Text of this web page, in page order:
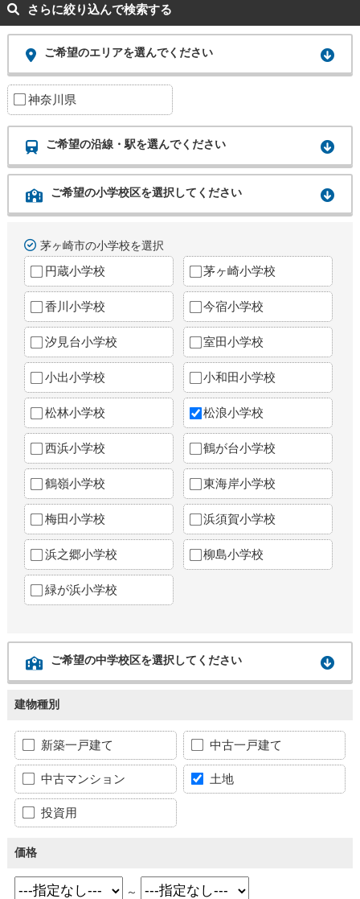
さらに絞り込んで検索する
ご希望のエリアを選んでください
神奈川県
ご希望の沿線・駅を選んでください
ご希望の小学校区を選択してください
茅ヶ崎市の小学校を選択
円蔵小学校 茅ヶ崎小学校
香川小学校 今宿小学校
汐見台小学校 室田小学校
小出小学校 小和田小学校
松林小学校 松浪小学校
西浜小学校 鶴が台小学校
鶴嶺小学校 東海岸小学校
梅田小学校 浜須賀小学校
浜之郷小学校 柳島小学校
緑が浜小学校
ご希望の中学校区を選択してください
建物種別
新築一戸建て 中古一戸建て
中古マンション 土地
投資用
価格
～